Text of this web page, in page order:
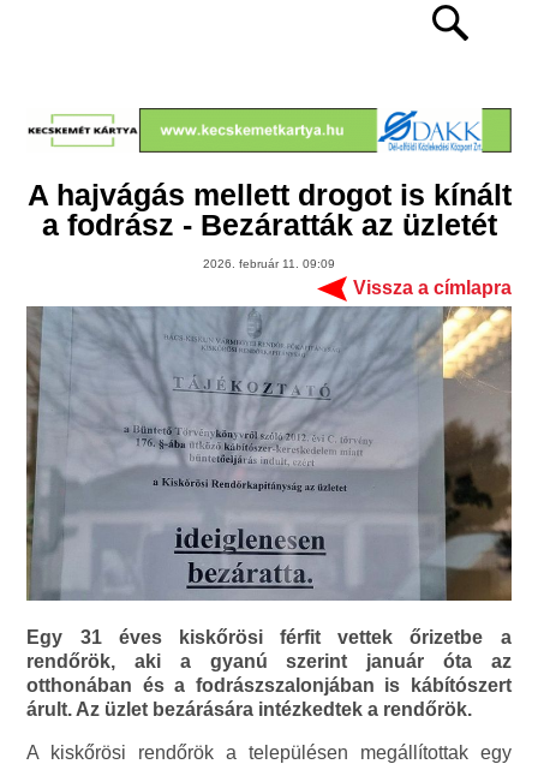
A hajvágás mellett drogot is kínált
a fodrász - Bezáratták az üzletét
2026. február 11. 09:09
Vissza a címlapra
Egy 31 éves kiskőrösi férfit vettek őrizetbe a
rendőrök, aki a gyanú szerint január óta az
otthonában és a fodrászszalonjában is kábítószert
árult. Az üzlet bezárására intézkedtek a rendőrök.
A kiskőrösi rendőrök a településen megállítottak egy